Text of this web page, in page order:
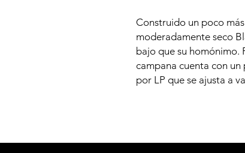
Construido un poco
moderadamente seco
bajo que su homónimo.
campana cuenta con
por LP que se ajusta a